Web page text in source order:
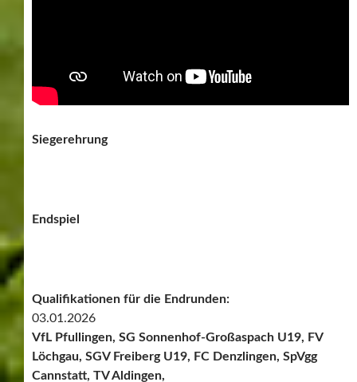
Siegerehrung
Endspiel
Qualifikationen für die Endrunden:
03.01.2026
VfL Pfullingen, SG Sonnenhof-Großaspach U19, FV
Löchgau, SGV Freiberg U19, FC Denzlingen, SpVgg
Cannstatt, TV Aldingen,